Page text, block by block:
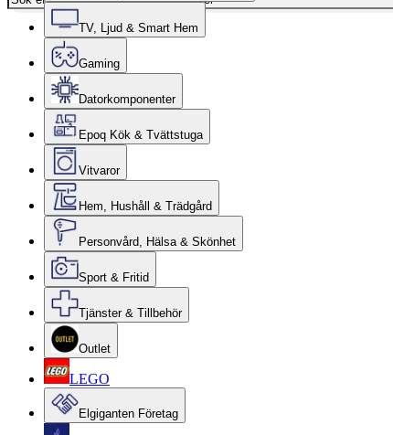
TV, Ljud & Smart Hem
Gaming
Datorkomponenter
Epoq Kök & Tvättstuga
Vitvaror
Hem, Hushåll & Trädgård
Personvård, Hälsa & Skönhet
Sport & Fritid
Tjänster & Tillbehör
Outlet
LEGO
Elgiganten Företag